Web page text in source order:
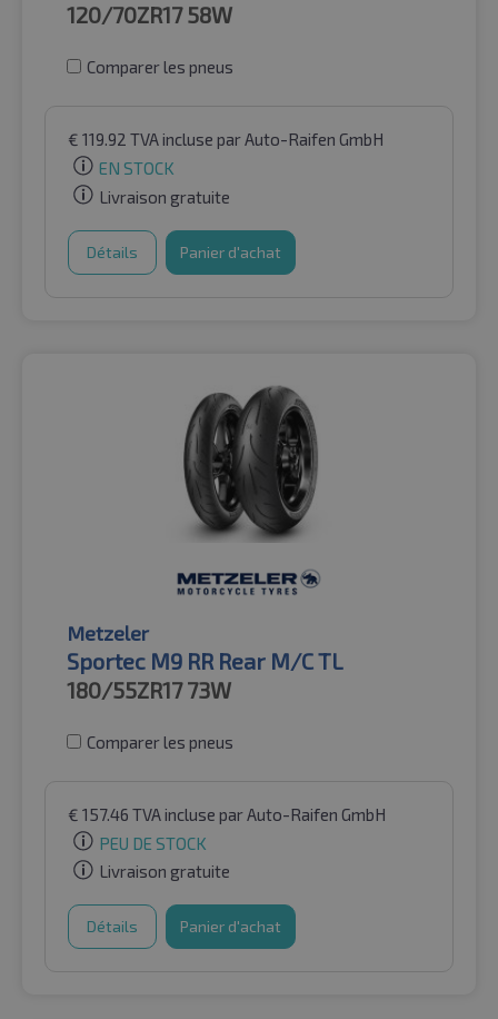
120/70ZR17 58W
Comparer les pneus
€ 119.92 TVA incluse par Auto-Raifen GmbH
EN STOCK
Livraison gratuite
Détails Panier d'achat
Metzeler
Sportec M9 RR Rear M/C TL
180/55ZR17 73W
Comparer les pneus
€ 157.46 TVA incluse par Auto-Raifen GmbH
PEU DE STOCK
Livraison gratuite
Détails Panier d'achat